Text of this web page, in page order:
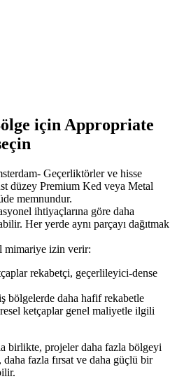
için Appropriate
Geçerliktörler ve hisse
düzey Premium Ked veya Metal
memnundur.
ihtiyaçlarına göre daha
Her yerde aynı parçayı dağıtmak
mimariye izin verir:
rekabetçi, geçerlileyici-dense
bölgelerde daha hafif rekabetle
ketçaplar genel maliyetle ilgili
birlikte, projeler daha fazla bölgeyi
fazla fırsat ve daha güçlü bir